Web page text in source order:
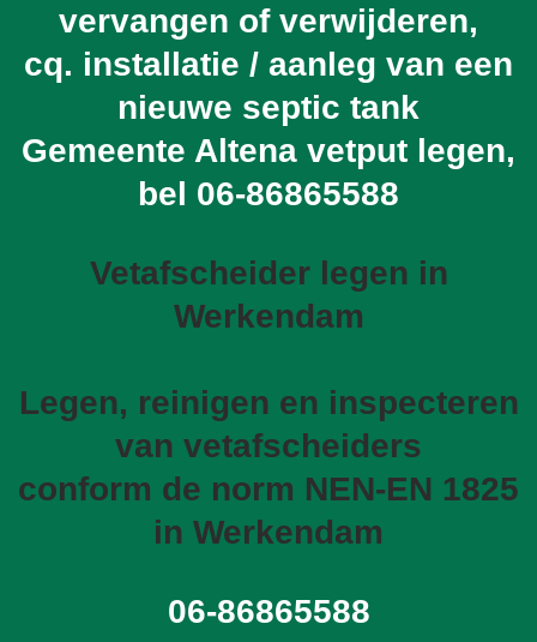
vervangen of verwijderen,
cq. installatie / aanleg van een
nieuwe septic tank
Gemeente Altena vetput legen,
bel 06-86865588
Vetafscheider legen in
Werkendam
Legen, reinigen en inspecteren
van vetafscheiders
conform de norm NEN-EN 1825
in Werkendam
06-86865588